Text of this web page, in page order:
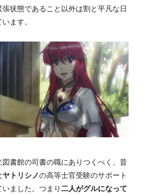
状態であること以外は割と平凡な日
ます。
図書館の司書の職にありつくべく、昔
ヤトリシノの高等士官受験のサポート
いました。つまり二人がグルになって